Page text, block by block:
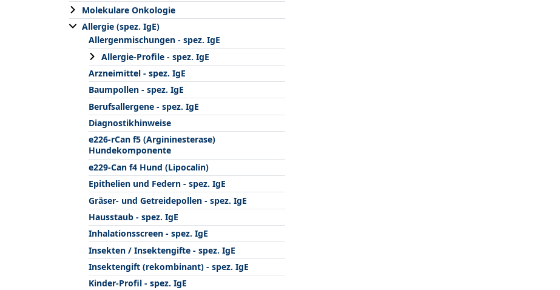
Molekulare Onkologie
Allergie (spez. IgE)
Allergenmischungen - spez. IgE
Allergie-Profile - spez. IgE
Arzneimittel - spez. IgE
Baumpollen - spez. IgE
Berufsallergene - spez. IgE
Diagnostikhinweise
e226-rCan f5 (Argininesterase)
Hundekomponente
e229-Can f4 Hund (Lipocalin)
Epithelien und Federn - spez. IgE
Gräser- und Getreidepollen - spez. IgE
Hausstaub - spez. IgE
Inhalationsscreen - spez. IgE
Insekten / Insektengifte - spez. IgE
Insektengift (rekombinant) - spez. IgE
Kinder-Profil - spez. IgE